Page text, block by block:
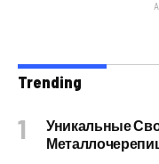
Trending
Уникальные